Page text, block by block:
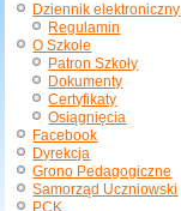
Dziennik elektroniczny
Regulamin
O Szkole
Patron Szkoły
Dokumenty
Certyfikaty
Osiągnięcia
Facebook
Dyrekcja
Grono Pedagogiczne
Samorząd Uczniowski
PCK